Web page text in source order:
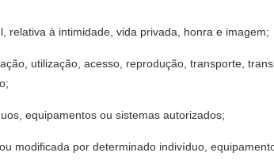
relativa à intimidade, vida privada, honra e imagem;
utilização, acesso, reprodução, transporte,
equipamentos ou sistemas autorizados;
modificada por determinado indivíduo,